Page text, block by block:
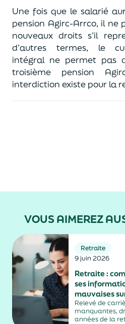
Une fois que le salarié
pension Agirc-Arrco, il ne
nouveaux droits s’il
d’autres termes, le
intégral ne permet pas
troisième pension
interdiction existe pour la
VOUS AIMEREZ
Retraite
9 juin 2026
Retraite :
ses
mauvaises
Relevé de
manquantes,
années de la